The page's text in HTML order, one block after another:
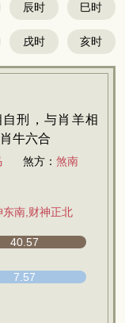
辰时 巳时
戌时 亥时
刑，与肖羊相
牛六合
煞方： 煞南
东南,财神正北
40.57
7.57